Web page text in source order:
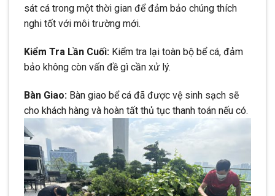
sát cá trong một thời gian để đảm bảo chúng thích
nghi tốt với môi trường mới.
Kiểm Tra Lần Cuối: Kiểm tra lại toàn bộ bể cá, đảm
bảo không còn vấn đề gì cần xử lý.
Bàn Giao: Bàn giao bể cá đã được vệ sinh sạch sẽ
cho khách hàng và hoàn tất thủ tục thanh toán nếu có.